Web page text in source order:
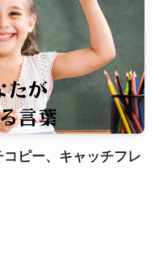
ピー、キャッチフレ